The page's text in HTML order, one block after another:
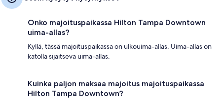
Onko majoituspaikassa Hilton Tampa Downtown
uima-allas?
Kyllä, tässä majoituspaikassa on ulkouima-allas. Uima-allas on
katolla sijaitseva uima-allas.
Kuinka paljon maksaa majoitus majoituspaikassa
Hilton Tampa Downtown?